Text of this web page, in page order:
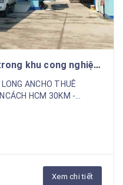
khu cong nghiệp
ANCHO THUÊ
HCM 30KM -
đất 14.000m2- Diện
Xem chi tiết